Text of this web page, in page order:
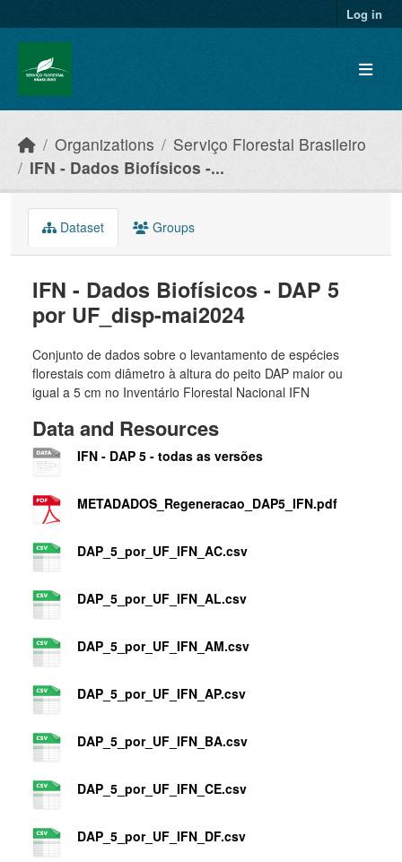
Log in
Organizations
Serviço Florestal Brasileiro
IFN - Dados Biofísicos -...
Dataset Groups
IFN - Dados Biofísicos - DAP 5
por UF_disp-mai2024
Conjunto de dados sobre o levantamento de espécies
florestais com diâmetro à altura do peito DAP maior ou
igual a 5 cm no Inventário Florestal Nacional IFN
Data and Resources
IFN - DAP 5 - todas as versões
METADADOS_Regeneracao_DAP5_IFN.pdf
DAP_5_por_UF_IFN_AC.csv
DAP_5_por_UF_IFN_AL.csv
DAP_5_por_UF_IFN_AM.csv
DAP_5_por_UF_IFN_AP.csv
DAP_5_por_UF_IFN_BA.csv
DAP_5_por_UF_IFN_CE.csv
DAP_5_por_UF_IFN_DF.csv